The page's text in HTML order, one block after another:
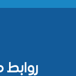
روابط